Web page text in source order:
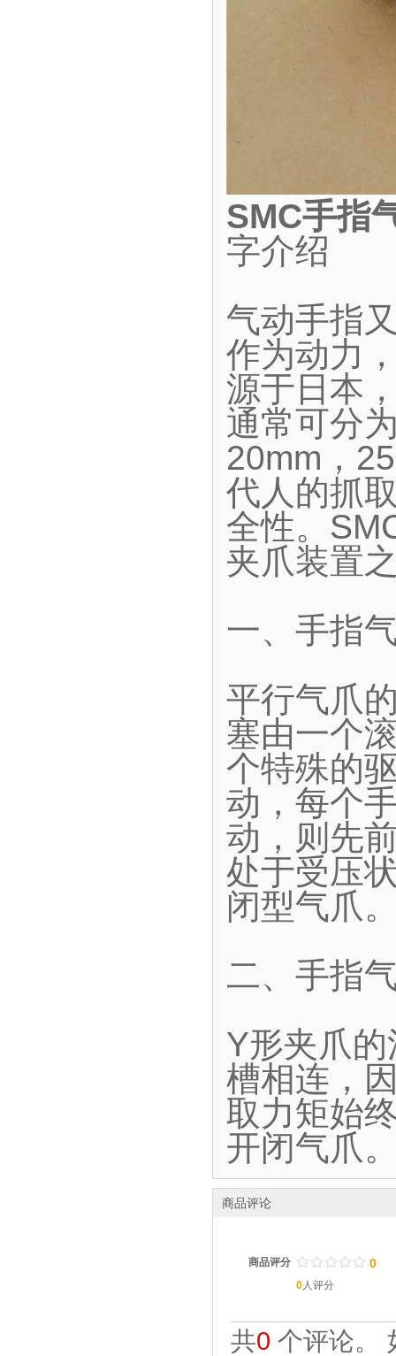
SMC手指
字介绍
气动手指
作为动力
源于日本
通常可分
20mm，
代人的抓
全性。
夹爪装置
一、手指
平行气爪
塞由一个
个特殊的
动，每个
动，则先
处于受压
闭型气爪
二、手指
Y形夹爪
槽相连，
取力矩始
开闭气爪
商品评论
商品评分 / / / / /
. . . . . 0
0人评分
共0 个评论。